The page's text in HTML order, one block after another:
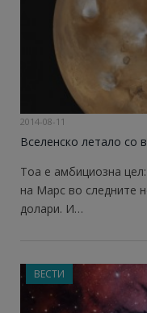
2014-08-11
Вселенско летало со
Тоа е амбициозна
на Марс во следните
долари. И…
ВЕСТИ